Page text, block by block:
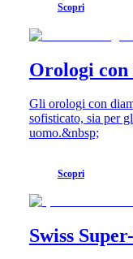
Orologi
donna
orologi
Scopri
Orologi
Gli orologi con
sofisticato, sia per
uomo.&nbsp;
Scopri
Swiss